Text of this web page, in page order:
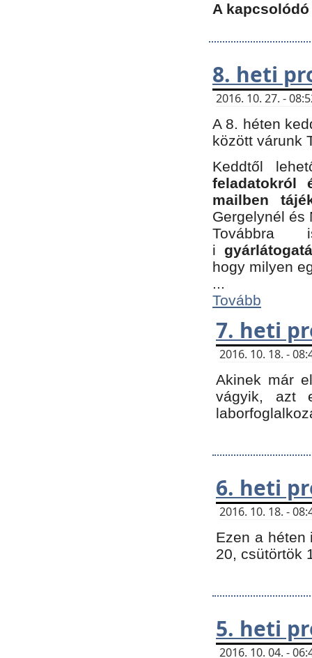
A
8. heti
2016. 10. 27. -
A 8. héten
között várunk
Keddtől
feladatokról
mailben
Gergelynél és
Továbbra
i
hogy milyen
...
Tovább
7. heti
2016. 10. 18. -
Akinek már
vágyik, azt
6. heti
2016. 10. 18. -
Ezen a héten
20, csütörtök
5. heti
2016. 10. 04. -